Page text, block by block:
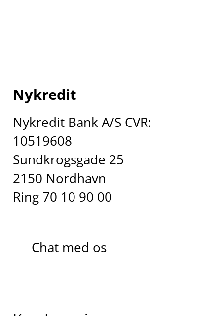
Nykredit
Nykredit Bank A/S CVR:
10519608
Sundkrogsgade 25
2150 Nordhavn
Ring 70 10 90 00
Chat med os